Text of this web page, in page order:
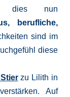
dies nun
berufliche,
sind im
diese
zu Lilith in
Auf